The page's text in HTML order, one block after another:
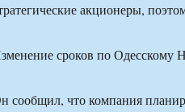
акционеры,
сроков по Одесскому
сообщил, что компания